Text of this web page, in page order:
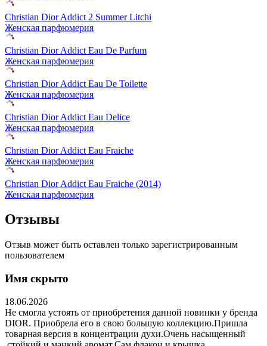
Christian Dior Addict 2 Summer Litchi
Женская парфюмерия
Christian Dior Addict Eau De Parfum
Женская парфюмерия
Christian Dior Addict Eau De Toilette
Женская парфюмерия
Christian Dior Addict Eau Delice
Женская парфюмерия
Christian Dior Addict Eau Fraiche
Женская парфюмерия
Christian Dior Addict Eau Fraiche (2014)
Женская парфюмерия
Отзывы
Отзыв может быть оставлен только зарегистрированным
пользователем
Имя скрыто
18.06.2026
Не смогла устоять от приобретения данной новинки у бренда
DIOR. Приобрела его в свою большую коллекцию.Пришла
товарная версия в концентрации духи.Очень насыщенный